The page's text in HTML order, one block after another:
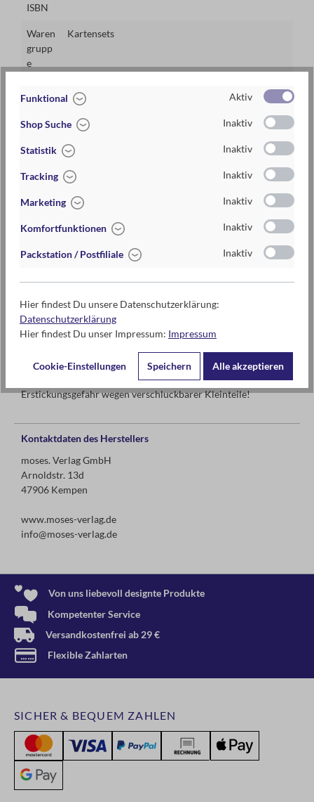
ISBN
Waren
grupp
e
Kartensets
eit
Preis 16,95 €
Maße ca. 13,2 cm x 19 cm x 5,6 cm (B x H x T)
Materi
alien
Papier aus verantwortungsvoller Forstwirtschaft
mit ökologischen und sozialen Standards
ab 12 Jahren
Achtung! Nicht geeignet für Kinder unter 3 Jahren.
Erstickungsgefahr wegen verschluckbarer Kleinteile!
Kontaktdaten des Herstellers
moses. Verlag GmbH
Arnoldstr. 13d
47906 Kempen
www.moses-verlag.de
info@moses-verlag.de
Von uns liebevoll designte Produkte
Kompetenter Service
Versandkostenfrei ab 29 €
Flexible Zahlarten
SICHER & BEQUEM ZAHLEN
Funktional Aktiv
Shop Suche Inaktiv
Statistik Inaktiv
Tracking Inaktiv
Marketing Inaktiv
Komfortfunktionen Inaktiv
Packstation / Postfiliale Inaktiv
Hier findest Du unsere Datenschutzerklärung:
Datenschutzerklärung
Hier findest Du unser Impressum: Impressum
Cookie-Einstellungen Speichern Alle akzeptieren